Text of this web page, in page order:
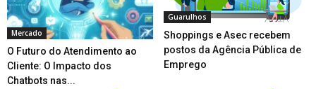
Mercado
O Futuro do Atendimento ao
Cliente: O Impacto dos
Chatbots nas...
Guarulhos
Shoppings e Asec recebem
postos da Agência Pública de
Emprego